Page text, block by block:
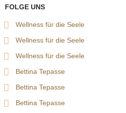
FOLGE UNS
Wellness für die Seele
Wellness für die Seele
Wellness für die Seele
Bettina Tepasse
Bettina Tepasse
Bettina Tepasse